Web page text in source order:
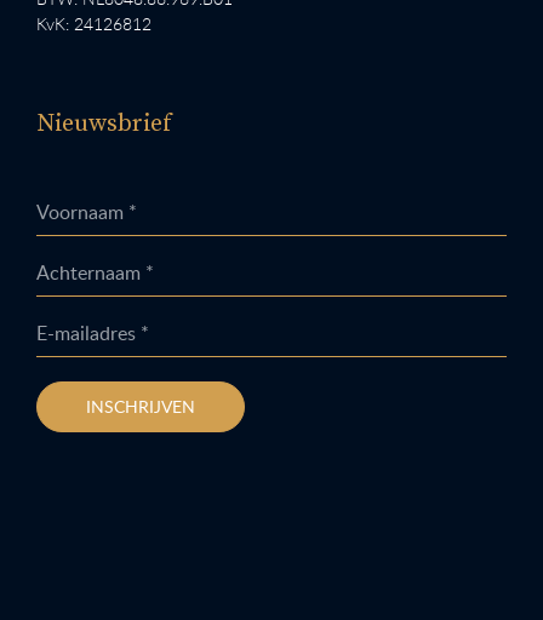
KvK: 24126812
Nieuwsbrief
Voornaam *
Achternaam *
E-mailadres *
INSCHRIJVEN